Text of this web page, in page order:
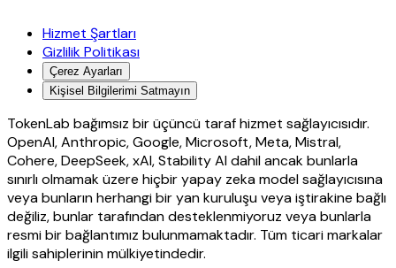
Hizmet Şartları
Gizlilik Politikası
Çerez Ayarları
Kişisel Bilgilerimi Satmayın
TokenLab bağımsız bir üçüncü taraf hizmet sağlayıcısıdır.
OpenAI, Anthropic, Google, Microsoft, Meta, Mistral,
Cohere, DeepSeek, xAI, Stability AI dahil ancak bunlarla
sınırlı olmamak üzere hiçbir yapay zeka model sağlayıcısına
veya bunların herhangi bir yan kuruluşu veya iştirakine bağlı
değiliz, bunlar tarafından desteklenmiyoruz veya bunlarla
resmi bir bağlantımız bulunmamaktadır. Tüm ticari markalar
ilgili sahiplerinin mülkiyetindedir.